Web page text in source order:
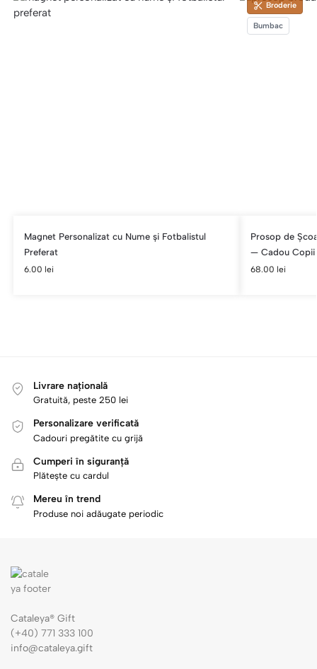
Magnet Personalizat cu Nume și Fotbalistul
Preferat
6.00 lei
Broderie
Bumbac
Prosop de
— Cadou Copii
68.00 lei
Livrare națională
Gratuită, peste 250 lei
Personalizare verificată
Cadouri pregătite cu grijă
Cumperi în siguranță
Plătește cu cardul
Mereu în trend
Produse noi adăugate periodic
Cataleya® Gift
(+40) 771 333 100
info@cataleya.gift